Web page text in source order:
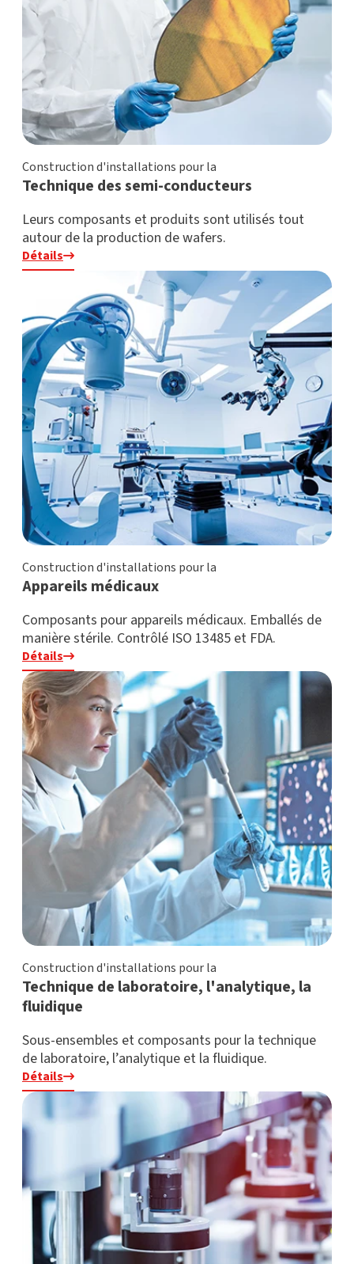
Construction d'installations pour la
Technique des semi-conducteurs
Leurs composants et produits sont utilisés tout
autour de la production de wafers.
Détails
Construction d'installations pour la
Appareils médicaux
Composants pour appareils médicaux. Emballés de
manière stérile. Contrôlé ISO 13485 et FDA.
Détails
Construction d'installations pour la
Technique de laboratoire, l'analytique, la
fluidique
Sous-ensembles et composants pour la technique
de laboratoire, l’analytique et la fluidique.
Détails